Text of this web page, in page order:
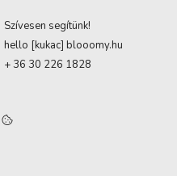
Szívesen segítünk!
hello [kukac] blooomy.hu
+ 36 30 226 1828